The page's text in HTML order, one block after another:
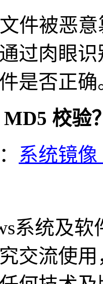
被恶意
过肉眼
是否正确
校验
系统镜
统及软
交流使